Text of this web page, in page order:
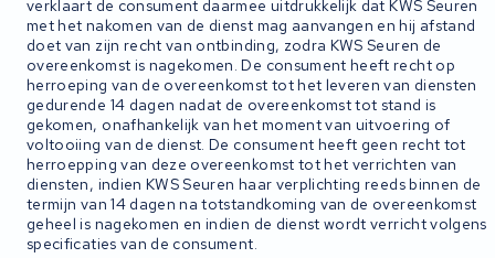
verklaart de consument daarmee uitdrukkelijk dat KWS Seuren
met het nakomen van de dienst mag aanvangen en hij afstand
doet van zijn recht van ontbinding, zodra KWS Seuren de
overeenkomst is nagekomen. De consument heeft recht op
herroeping van de overeenkomst tot het leveren van diensten
gedurende 14 dagen nadat de overeenkomst tot stand is
gekomen, onafhankelijk van het moment van uitvoering of
voltooiing van de dienst. De consument heeft geen recht tot
herroepping van deze overeenkomst tot het verrichten van
diensten, indien KWS Seuren haar verplichting reeds binnen de
termijn van 14 dagen na totstandkoming van de overeenkomst
geheel is nagekomen en indien de dienst wordt verricht volgens
specificaties van de consument.